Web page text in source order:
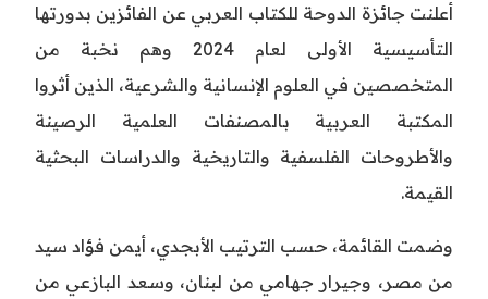
أعلنت جائزة الدوحة للكتاب العربي عن الفائزين بدورتها
التأسيسية الأولى لعام 2024 وهم نخبة من
المتخصصين في العلوم الإنسانية والشرعية، الذين أثروا
المكتبة العربية بالمصنفات العلمية الرصينة
والأطروحات الفلسفية والتاريخية والدراسات البحثية
القيمة.
وضمت القائمة، حسب الترتيب الأبجدي، أيمن فؤاد سيد
من مصر، وجيرار جهامي من لبنان، وسعد البازعي من